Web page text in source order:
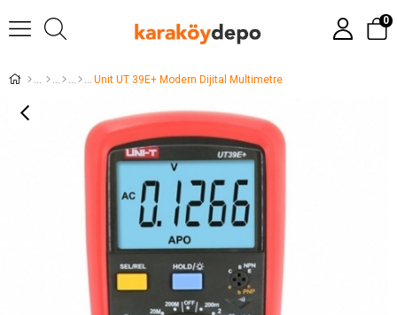
0
Unit UT 39E+ Modern Dijital Multimetre